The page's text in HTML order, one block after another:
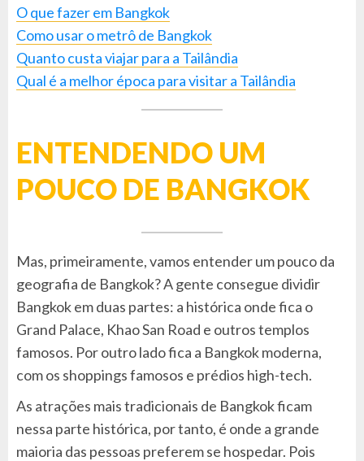
O que fazer em Bangkok
Como usar o metrô de Bangkok
Quanto custa viajar para a Tailândia
Qual é a melhor época para visitar a Tailândia
ENTENDENDO UM
POUCO DE BANGKOK
Mas, primeiramente, vamos entender um pouco da
geografia de Bangkok? A gente consegue dividir
Bangkok em duas partes: a histórica onde fica o
Grand Palace, Khao San Road e outros templos
famosos. Por outro lado fica a Bangkok moderna,
com os shoppings famosos e prédios high-tech.
As atrações mais tradicionais de Bangkok ficam
nessa parte histórica, por tanto, é onde a grande
maioria das pessoas preferem se hospedar. Pois